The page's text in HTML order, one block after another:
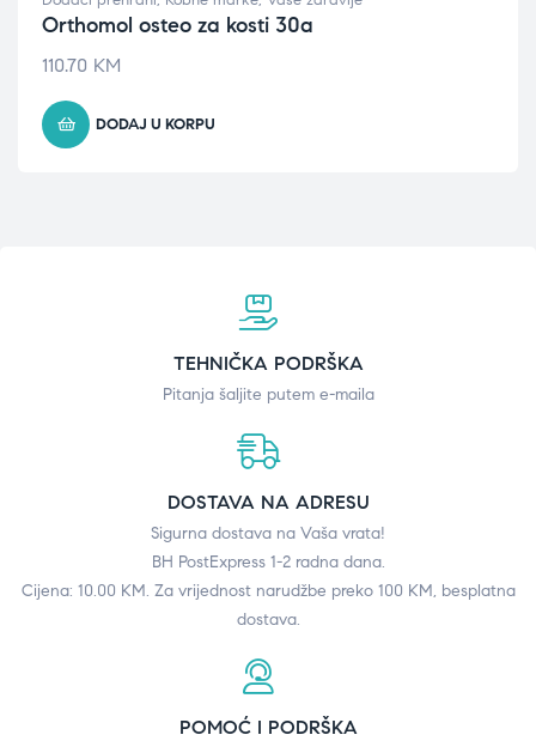
Orthomol osteo za kosti 30a
110.70 KM
DODAJ U KORPU
TEHNIČKA PODRŠKA
Pitanja šaljite putem e-maila
DOSTAVA NA ADRESU
Sigurna dostava na Vaša vrata!
BH PostExpress 1-2 radna dana.
Cijena: 10.00 KM. Za vrijednost narudžbe preko 100 KM, besplatna
dostava.
POMOĆ I PODRŠKA